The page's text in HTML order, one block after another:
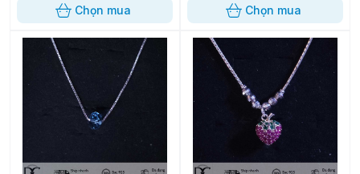
Chọn mua Chọn mua